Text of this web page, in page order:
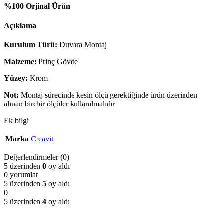
%100 Orjinal Ürün
Açıklama
Kurulum Türü: Duvara Montaj
Malzeme: Prinç Gövde
Yüzey: Krom
Not: Montaj sürecinde kesin ölçü gerektiğinde ürün üzerinden
alınan birebir ölçüler kullanılmalıdır
Ek bilgi
Marka Creavit
Değerlendirmeler (0)
5 üzerinden 0 oy aldı
0 yorumlar
5 üzerinden 5 oy aldı
0
5 üzerinden 4 oy aldı